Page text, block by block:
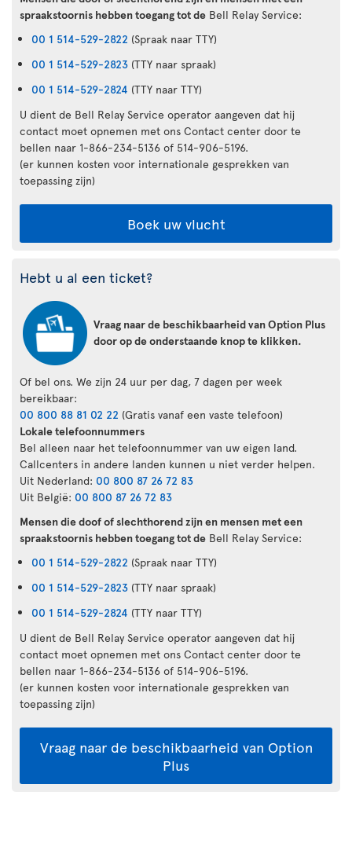
spraakstoornis hebben toegang tot de Bell Relay Service:
00 1 514-529-2822 (Spraak naar TTY)
00 1 514-529-2823 (TTY naar spraak)
00 1 514-529-2824 (TTY naar TTY)
U dient de Bell Relay Service operator aangeven dat hij
contact moet opnemen met ons Contact center door te
bellen naar 1-866-234-5136 of 514-906-5196.
(er kunnen kosten voor internationale gesprekken van
toepassing zijn)
Boek uw vlucht
Hebt u al een ticket?
Vraag naar de beschikbaarheid van Option Plus
door op de onderstaande knop te klikken.
Of bel ons. We zijn 24 uur per dag, 7 dagen per week
bereikbaar:
00 800 88 81 02 22 (Gratis vanaf een vaste telefoon)
Lokale telefoonnummers
Bel alleen naar het telefoonnummer van uw eigen land.
Callcenters in andere landen kunnen u niet verder helpen.
Uit Nederland: 00 800 87 26 72 83
Uit België: 00 800 87 26 72 83
Mensen die doof of slechthorend zijn en mensen met een
spraakstoornis hebben toegang tot de Bell Relay Service:
00 1 514-529-2822 (Spraak naar TTY)
00 1 514-529-2823 (TTY naar spraak)
00 1 514-529-2824 (TTY naar TTY)
U dient de Bell Relay Service operator aangeven dat hij
contact moet opnemen met ons Contact center door te
bellen naar 1-866-234-5136 of 514-906-5196.
(er kunnen kosten voor internationale gesprekken van
toepassing zijn)
Vraag naar de beschikbaarheid van Option
Plus